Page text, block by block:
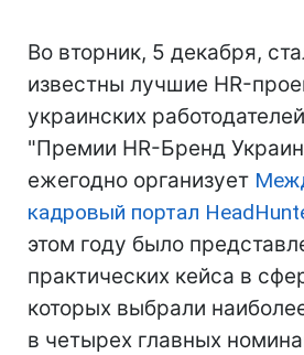
Во вторник, 5 декабря,
известны лучшие HR-
украинских
"Премии HR-Бренд
ежегодно организует
кадровый портал
этом году было
практических кейса в
которых выбрали
в четырех главных